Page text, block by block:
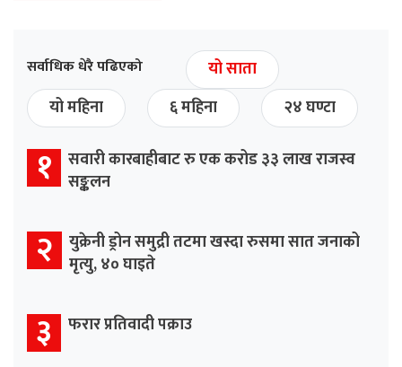
सर्वाधिक धेरै पढिएको
यो साता
यो महिना
६ महिना २४ घण्टा
१ सवारी कारबाहीबाट रु एक करोड ३३ लाख राजस्व
सङ्कलन
२ युक्रेनी ड्रोन समुद्री तटमा खस्दा रुसमा सात जनाको
मृत्यु, ४० घाइते
३ फरार प्रतिवादी पक्राउ